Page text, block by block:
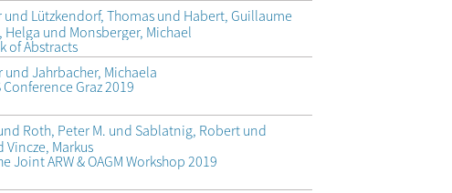
und Lützkendorf, Thomas und Habert, Guillaume
und Monsberger, Michael
of Abstracts
und Jahrbacher, Michaela
Conference Graz 2019
Roth, Peter M. und Sablatnig, Robert und
Markus
Joint ARW & OAGM Workshop 2019